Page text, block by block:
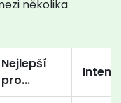
několika
Nejlepší
pro...